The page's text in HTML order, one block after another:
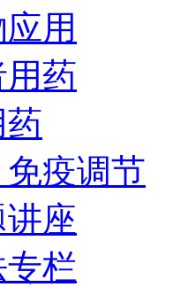
用
药
疫调节
座
栏